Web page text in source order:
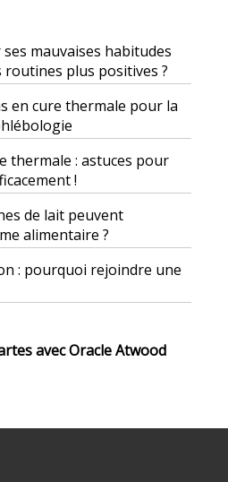
mauvaises habitudes
plus positives ?
en cure thermale pour la
thermale : astuces pour
!
de lait peuvent
alimentaire ?
: pourquoi rejoindre une
avec Oracle Atwood